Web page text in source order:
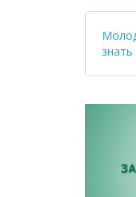
знать